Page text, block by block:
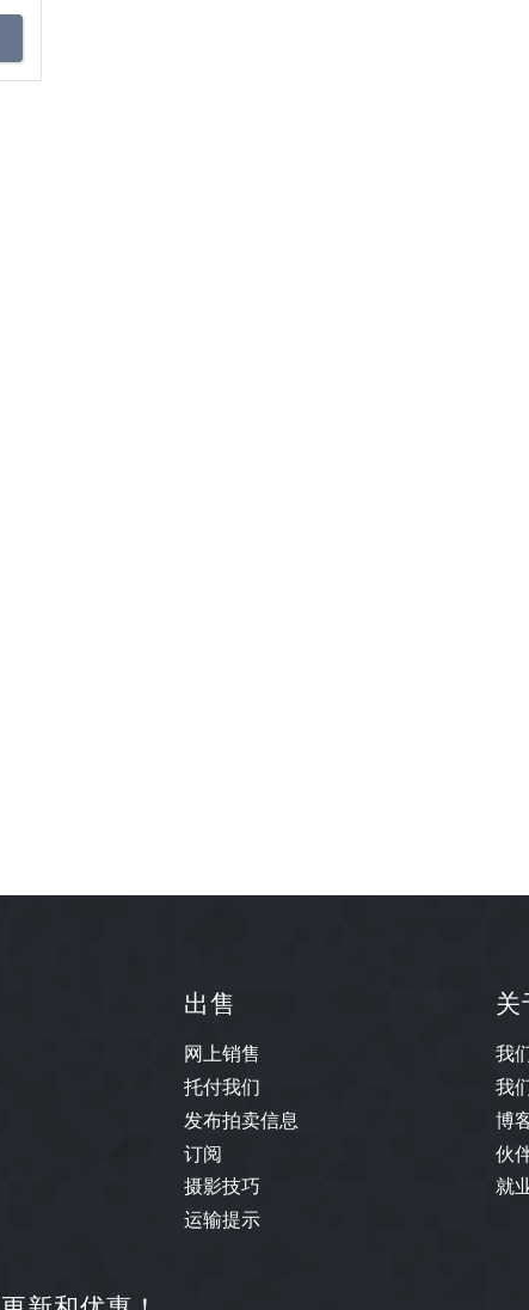
出售
网上销售
托付我们
发布拍卖信息
订阅
摄影技巧
运输提示
关
我
我
博
伙
就